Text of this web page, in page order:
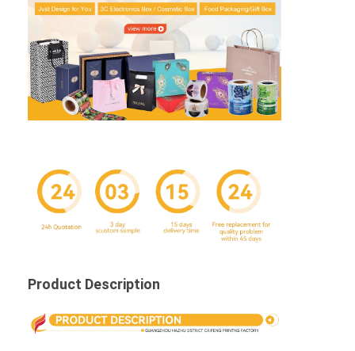
Product Description